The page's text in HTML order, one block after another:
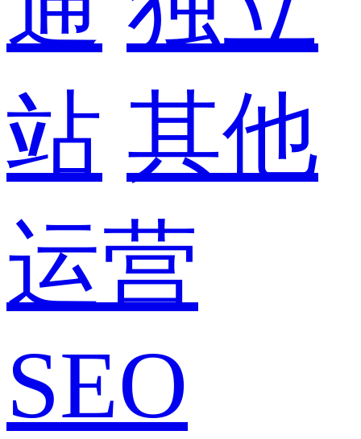
站 其他
运营
SEO